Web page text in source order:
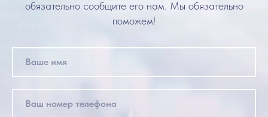
обязательно сообщите его нам. Мы обязательно
поможем!